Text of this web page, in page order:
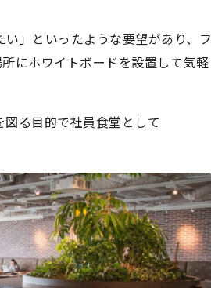
」といったような要望があり、フ
にホワイトボードを設置して気軽
る目的で社員食堂として